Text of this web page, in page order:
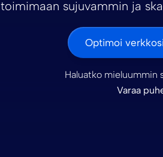
toimimaan sujuvammin ja
Optimoi
Haluatko mieluummin
Varaa